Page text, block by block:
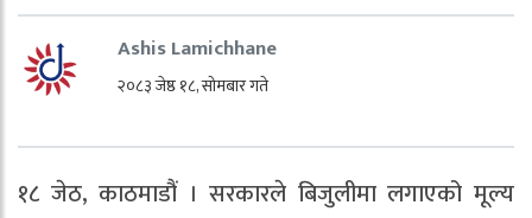
Ashis Lamichhane
२०८३ जेष्ठ १८, सोमबार गते
१८ जेठ, काठमाडौं । सरकारले बिजुलीमा लगाएको मूल्य